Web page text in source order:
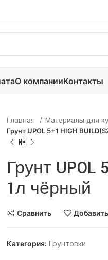
О компанииКонтакты
Главная Материалы для
Грунт UPOL 5+1 HIGH
Грунт UPOL
1л чёрный
Сравнить
Категория: Грунтовки